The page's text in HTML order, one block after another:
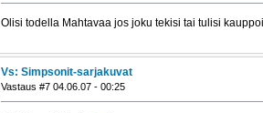
Olisi todella Mahtavaa jos joku tekisi tai tulisi
Vs: Simpsonit-sarjakuvat
Vastaus #7 04.06.07 - 00:25